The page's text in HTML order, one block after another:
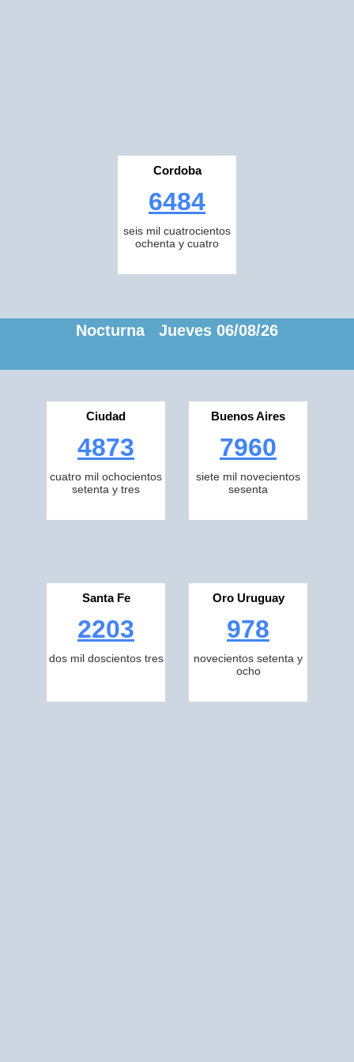
Cordoba
6484
seis mil cuatrocientos
ochenta y cuatro
Nocturna Jueves 06/08/26
Ciudad
4873
cuatro mil ochocientos
setenta y tres
Buenos Aires
7960
siete mil novecientos
sesenta
Santa Fe
2203
dos mil doscientos tres
Oro Uruguay
978
novecientos setenta y
ocho